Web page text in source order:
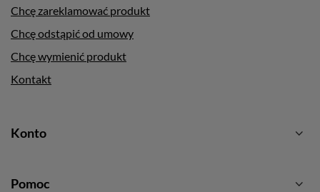
Chcę zareklamować produkt
Chcę odstąpić od umowy
Chcę wymienić produkt
Kontakt
Konto
Pomoc